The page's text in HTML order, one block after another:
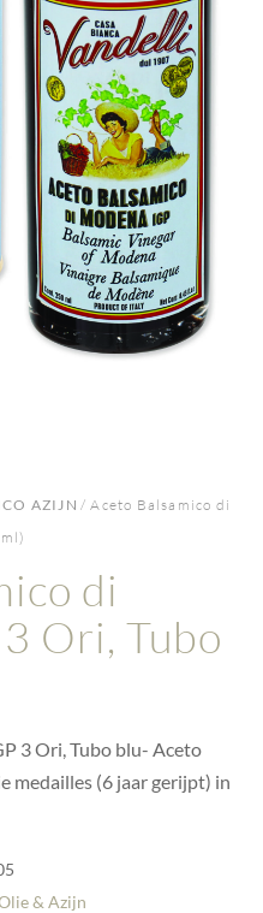
AZIJN / Aceto Balsamico di
di
Ori, Tubo
3 Ori, Tubo blu- Aceto
medailles (6 jaar gerijpt) in
& Azijn